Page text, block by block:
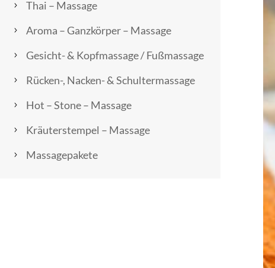
Thai – Massage
Aroma – Ganzkörper – Massage
Gesicht- & Kopfmassage / Fußmassage
Rücken-, Nacken- & Schultermassage
Hot – Stone – Massage
Kräuterstempel – Massage
Massagepakete